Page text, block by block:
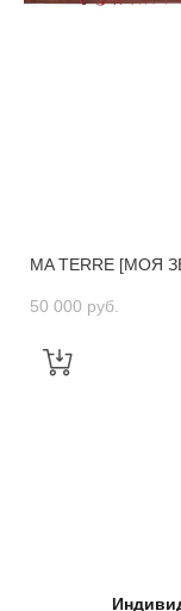
MA TERRE [МОЯ
50 000 pуб.